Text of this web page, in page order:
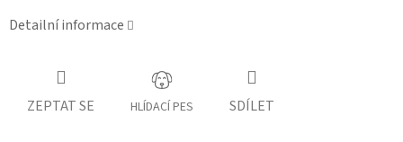
Detailní informace
ZEPTAT SE HLÍDACÍ PES SDÍLET